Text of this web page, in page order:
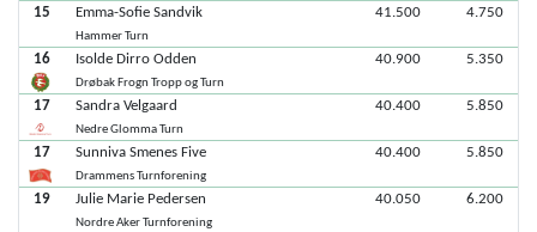
15 Emma-Sofie Sandvik
Hammer Turn
41.500 4.750
16 Isolde Dirro Odden
Drøbak Frogn Tropp og Turn
40.900 5.350
17 Sandra Velgaard
Nedre Glomma Turn
40.400 5.850
17 Sunniva Smenes Five
Drammens Turnforening
40.400 5.850
19 Julie Marie Pedersen
Nordre Aker Turnforening
40.050 6.200